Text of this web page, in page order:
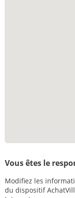
Vous êtes le
Modifiez les
du dispositif